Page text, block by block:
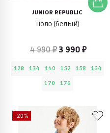
JUNIOR REPUBLIC
Поло (белый)
4 990 ₽3 990 ₽
128 134 140 152 158
164
170
176
-20%